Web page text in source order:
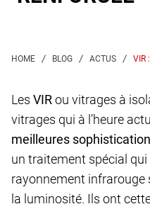
VIR
Les VIRou vitrages à
vitrages qui à l’heure
meilleures
un traitement spécial qui
rayonnement
la luminosité. Ils ont